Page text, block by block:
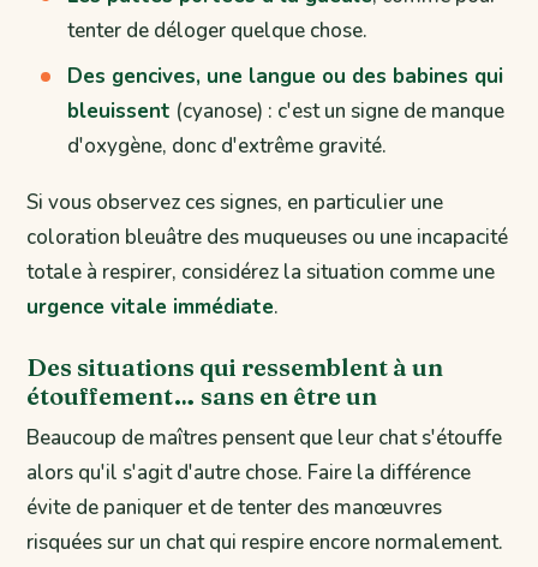
tenter de déloger quelque chose.
Des gencives, une langue ou des babines qui
bleuissent (cyanose) : c'est un signe de manque
d'oxygène, donc d'extrême gravité.
Si vous observez ces signes, en particulier une
coloration bleuâtre des muqueuses ou une incapacité
totale à respirer, considérez la situation comme une
urgence vitale immédiate.
Des situations qui ressemblent à un
étouffement… sans en être un
Beaucoup de maîtres pensent que leur chat s'étouffe
alors qu'il s'agit d'autre chose. Faire la différence
évite de paniquer et de tenter des manœuvres
risquées sur un chat qui respire encore normalement.